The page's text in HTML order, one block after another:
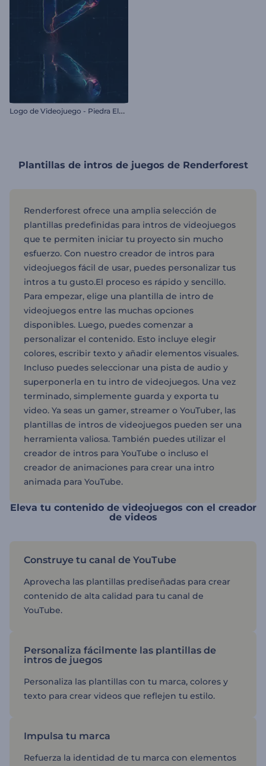
L
ogo de Videojuego - Piedra Electrificada
Plantillas de intros de juegos de Renderforest
Renderforest ofrece una amplia selección de
plantillas predefinidas para intros de videojuegos
que te permiten iniciar tu proyecto sin mucho
esfuerzo. Con nuestro creador de intros para
videojuegos fácil de usar, puedes personalizar tus
intros a tu gusto.El proceso es rápido y sencillo.
Para empezar, elige una plantilla de intro de
videojuegos entre las muchas opciones
disponibles. Luego, puedes comenzar a
personalizar el contenido. Esto incluye elegir
colores, escribir texto y añadir elementos visuales.
Incluso puedes seleccionar una pista de audio y
superponerla en tu intro de videojuegos. Una vez
terminado, simplemente guarda y exporta tu
video. Ya seas un gamer, streamer o YouTuber, las
plantillas de intros de videojuegos pueden ser una
herramienta valiosa. También puedes utilizar el
creador de intros para YouTube o incluso el
creador de animaciones para crear una intro
animada para YouTube.
Eleva tu contenido de videojuegos con el creador
de videos
Construye tu canal de YouTube
Aprovecha las plantillas prediseñadas para crear
contenido de alta calidad para tu canal de
YouTube.
Personaliza fácilmente las plantillas de
intros de juegos
Personaliza las plantillas con tu marca, colores y
texto para crear videos que reflejen tu estilo.
Impulsa tu marca
Refuerza la identidad de tu marca con elementos